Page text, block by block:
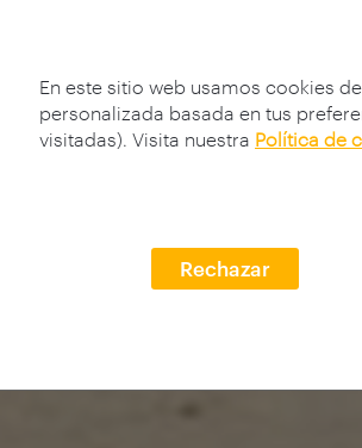
En este sitio web usamos cookies
personalizada basada en tus
visitadas). Visita nuestra Política de
Rechazar